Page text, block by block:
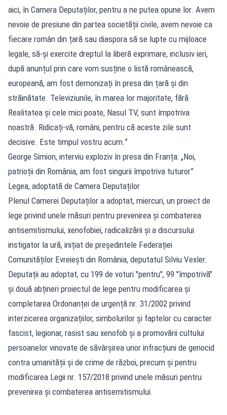
aici, în Camera Deputaților, pentru a ne putea opune lor. Avem
nevoie de presiune din partea societății civile, avem nevoie ca
fiecare român din țară sau diaspora să se lupte cu mijloace
legale, să-și exercite dreptul la liberă exprimare, inclusiv ieri,
după anunțul prin care vom susține o listă românească,
europeană, am fost demonizați în presa din țară și din
străinătate. Televiziunile, în marea lor majoritate, fără
Realitatea și cele mici poate, Nasul TV, sunt împotriva
noastră. Ridicați-vă, români, pentru că aceste zile sunt
decisive. Este timpul vostru acum.”
George Simion, interviu exploziv în presa din Franța: „Noi,
patrioții din România, am fost singurii împotriva tuturor”
Legea, adoptată de Camera Deputaților
Plenul Camerei Deputaților a adoptat, miercuri, un proiect de
lege privind unele măsuri pentru prevenirea și combaterea
antisemitismului, xenofobiei, radicalizării și a discursului
instigator la ură, inițiat de președintele Federației
Comunităților Evreiești din România, deputatul Silviu Vexler.
Deputații au adoptat, cu 199 de voturi "pentru", 99 "împotrivă"
și două abțineri proiectul de lege pentru modificarea și
completarea Ordonanței de urgență nr. 31/2002 privind
interzicerea organizațiilor, simbolurilor și faptelor cu caracter
fascist, legionar, rasist sau xenofob și a promovării cultului
persoanelor vinovate de săvârșirea unor infracțiuni de genocid
contra umanității și de crime de război, precum și pentru
modificarea Legii nr. 157/2018 privind unele măsuri pentru
prevenirea și combaterea antisemitismului.